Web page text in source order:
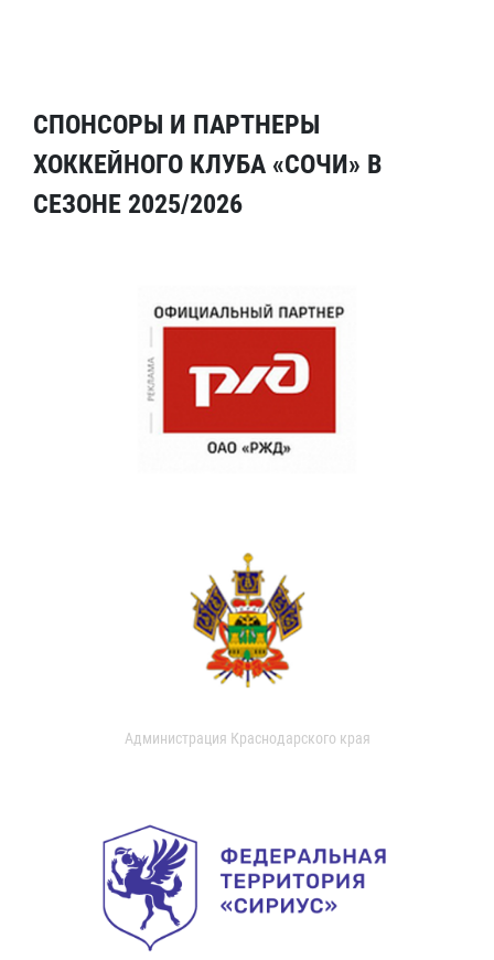
СПОНСОРЫ И ПАРТНЕРЫ
ХОККЕЙНОГО КЛУБА «СОЧИ» В
СЕЗОНЕ 2025/2026
Администрация Краснодарского края